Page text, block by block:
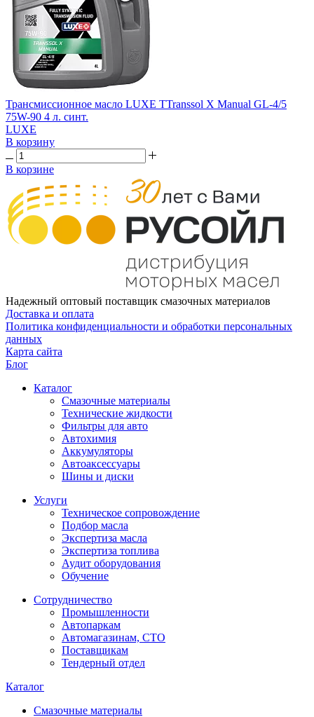
Трансмиссионное масло LUXE TTranssol X Manual GL-4/5
75W-90 4 л. синт.
LUXE
В корзину
В корзине
Надежный оптовый поставщик смазочных материалов
Доставка и оплата
Политика конфиденциальности и обработки персональных
данных
Карта сайта
Блог
Каталог
Смазочные материалы
Технические жидкости
Фильтры для авто
Автохимия
Аккумуляторы
Автоаксессуары
Шины и диски
Услуги
Техническое сопровождение
Подбор масла
Экспертиза масла
Экспертиза топлива
Аудит оборудования
Обучение
Сотрудничество
Промышленности
Автопаркам
Автомагазинам, СТО
Поставщикам
Тендерный отдел
Каталог
Смазочные материалы